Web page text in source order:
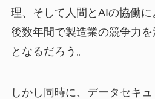
理、そして人間とAIの協働
後数年間で製造業の競争力
となるだろう。
しかし同時に、データセキュ